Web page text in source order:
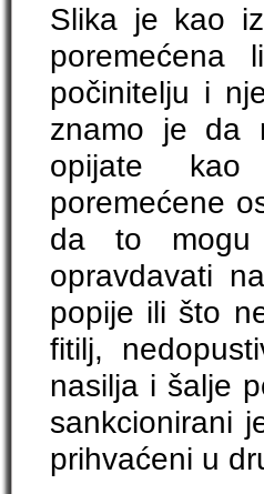
Slika je kao
počinitelju i
znamo je da
opijate kao
poremećene
da to mogu
opravdavati
popije ili što
fitilj,
nasilja i šalje
sankcionirani
prihvaćeni u